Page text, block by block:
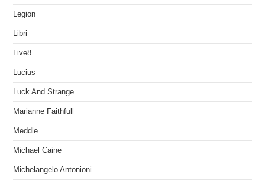
Legion
Libri
Live8
Lucius
Luck And Strange
Marianne Faithfull
Meddle
Michael Caine
Michelangelo Antonioni